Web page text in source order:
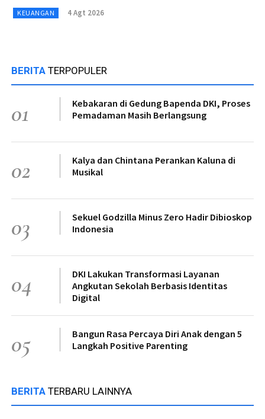
KEUANGAN 4 Agt 2026
BERITA TERPOPULER
01
Kebakaran di Gedung Bapenda DKI, Proses
Pemadaman Masih Berlangsung
02
Kalya dan Chintana Perankan Kaluna di
Musikal
03
Sekuel Godzilla Minus Zero Hadir Dibioskop
Indonesia
04
DKI Lakukan Transformasi Layanan
Angkutan Sekolah Berbasis Identitas
Digital
05
Bangun Rasa Percaya Diri Anak dengan 5
Langkah Positive Parenting
BERITA TERBARU LAINNYA